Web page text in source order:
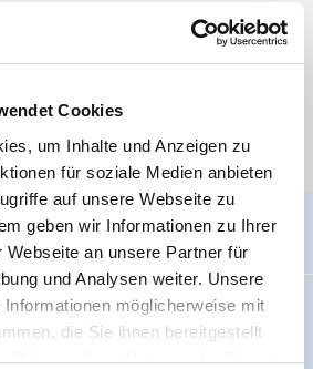
Cookies
um Inhalte und Anzeigen zu
für soziale Medien anbieten
auf unsere Webseite zu
geben wir Informationen zu Ihrer
Webseite an unsere Partner für
und Analysen weiter. Unsere
möglicherweise mit
die Sie ihnen bereitgestellt
Rahmen Ihrer Nutzung der Dienste
files available.